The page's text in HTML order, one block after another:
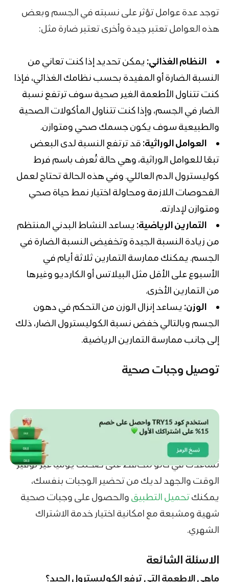
توجد عدة عوامل تؤثر على نسبته في الجسم وبعض
هذه العوامل تعتبر جيدة وأخرى تعتبر ضارة مثل:
النظام الغذائي: يمكن تحديد إذا كنت تعاني من
النسبة الضارة أو المفيدة بحسب نظامك الغذائي، فإذا
كنت تتناول الأطعمة الغير صحية سوف ترتفع نسبة
الضار في الجسم، وإذا كنت تتناول المأكولات الصحية
والطبيعية سوف يكون جسمك صحي ومتوازن.
العوامل الوراثية: قد ترتفع النسبة لدى البعض
تبعًا للعوامل الوراثية، وهي حالة تُعرف باسم فرط
كوليسترول الدم العائلي. وفي هذه الحالة تحتاج لعمل
الفحوصات اللازمة ومحاولة اختيار نمط حياة صحي
ومتوازن لإدارته.
التمارين الرياضية: يساعد النشاط البدني المنتظم
من زيادة النسبة الجيدة وتخفيض النسبة الضارة في
الجسم. يمكنك ممارسة التمارين ثلاثة أيام في
الأسبوع على الأقل مثل البيلاتسأو الكارديو وغيرها
من التمارين الأخرى.
الوزن: يساعد إنزال الوزن من التحكم في دهون
الجسم وبالتالي خفض نسبة الكوليسترول الضار، ذلك
إلى جانب ممارسة التمارين الرياضية.
توصيل وجبات صحية
نساعدك في كالو لتحافظ على صحتك يوميًا عير توفير
الوقت والجهد لديك من تحضير الوجبات بنفسك،
يمكنكتحميل التطبيق والحصول على وجبات صحية
شهية ومشبعة مع امكانية اختيار خدمة الاشتراك
الشهري.
الاسئلة الشائعة
ماهي الاطعمة التي ترفع الكوليسترول الجيد؟